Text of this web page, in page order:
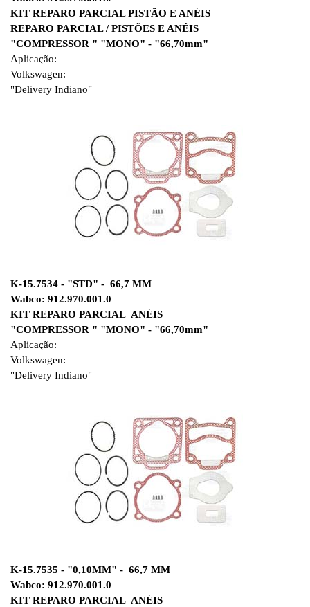
KIT REPARO PARCIAL PISTÃO E ANÉIS
REPARO PARCIAL / PISTÕES E ANÉIS
"COMPRESSOR " "MONO" - "66,70mm"
Aplicação:
Volkswagen:
"Delivery Indiano"
K-15.7534 - "STD" - 66,7 MM
Wabco: 912.970.001.0
KIT REPARO PARCIAL ANÉIS
"COMPRESSOR " "MONO" - "66,70mm"
Aplicação:
Volkswagen:
"Delivery Indiano"
K-15.7535 - "0,10MM" - 66,7 MM
Wabco: 912.970.001.0
KIT REPARO PARCIAL ANÉIS